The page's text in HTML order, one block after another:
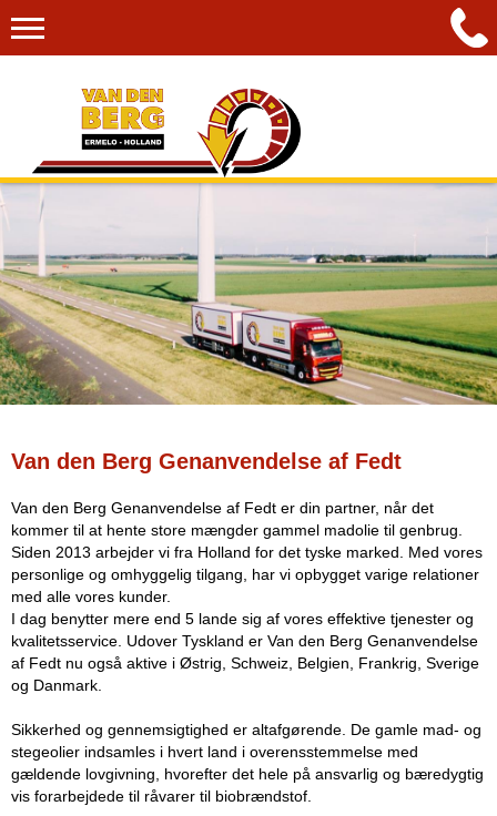
Van den Berg Genanvendelse af Fedt
Van den Berg Genanvendelse af Fedt er din partner, når det
kommer til at hente store mængder gammel madolie til genbrug.
Siden 2013 arbejder vi fra Holland for det tyske marked. Med vores
personlige og omhyggelig tilgang, har vi opbygget varige relationer
med alle vores kunder.
I dag benytter mere end 5 lande sig af vores effektive tjenester og
kvalitetsservice. Udover Tyskland er Van den Berg Genanvendelse
af Fedt nu også aktive i Østrig, Schweiz, Belgien, Frankrig, Sverige
og Danmark.
Sikkerhed og gennemsigtighed er altafgørende. De gamle mad- og
stegeolier indsamles i hvert land i overensstemmelse med
gældende lovgivning, hvorefter det hele på ansvarlig og bæredygtig
vis forarbejdede til råvarer til biobrændstof.